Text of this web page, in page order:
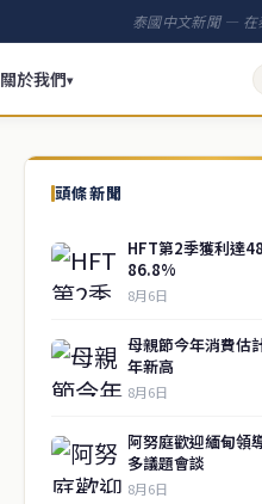
泰國中文新聞 — 在
關於我們▾
頭條新聞
HFT第2季獲利達
86.8%
8月6日
母親節今年消費估
年新高
8月6日
阿努庭歡迎緬甸領
多議題會談
8月6日